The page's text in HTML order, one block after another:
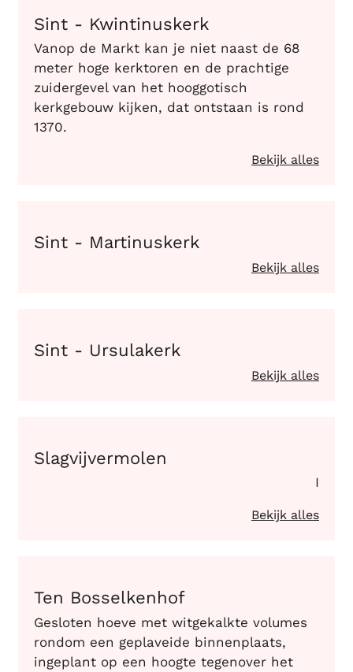
Sint - Kwintinuskerk
Vanop de Markt kan je niet naast de 68
meter hoge kerktoren en de prachtige
zuidergevel van het hooggotisch
kerkgebouw kijken, dat ontstaan is rond
1370.
Bekijk alles
Sint - Martinuskerk
Bekijk alles
Sint - Ursulakerk
Bekijk alles
Slagvijvermolen
I
Bekijk alles
Ten Bosselkenhof
Gesloten hoeve met witgekalkte volumes
rondom een geplaveide binnenplaats,
ingeplant op een hoogte tegenover het